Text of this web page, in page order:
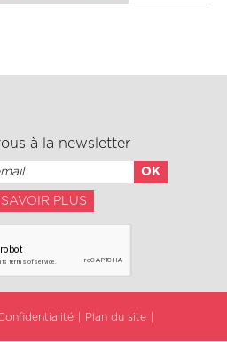
à la newsletter
SAVOIR PLUS
Plan du site